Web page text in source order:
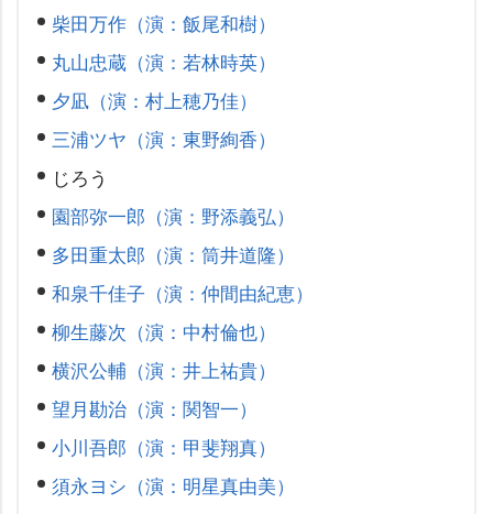
柴田万作（演：飯尾和樹）
丸山忠蔵（演：若林時英）
夕凪（演：村上穂乃佳）
三浦ツヤ（演：東野絢香）
じろう
園部弥一郎（演：野添義弘）
多田重太郎（演：筒井道隆）
和泉千佳子（演：仲間由紀恵）
柳生藤次（演：中村倫也）
横沢公輔（演：井上祐貴）
望月勘治（演：関智一）
小川吾郎（演：甲斐翔真）
須永ヨシ（演：明星真由美）